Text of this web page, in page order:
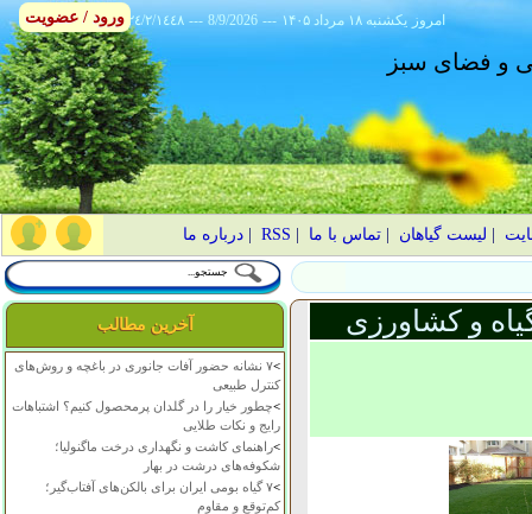
٢٤/٢/١٤٤٨ --- 8/9/2026 --- ۱۴۰۵ يکشنبه ۱۸ مرداد امروز
و فضای سبز
لیست گیاهان |تماس با ما RSS
|درباره ما
آخرین مطالب
>
۷ نشانه حضور آفات جانوری در باغچه و روش‌های
کنترل طبیعی
>چطور خیار را در گلدان پرمحصول کنیم؟ اشتباهات
رایج و نکات طلایی
>راهنمای کاشت و نگهداری درخت ماگنولیا؛
شکوفه‌های درشت در بهار
>
۷ گیاه بومی ایران برای بالکن‌های آفتاب‌گیر؛
کم‌توقع و مقاوم
و کشاورزی
ورود / عضویت